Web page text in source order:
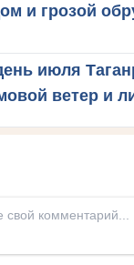
и грозой
июля
ветер и